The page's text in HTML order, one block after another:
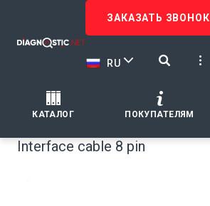
ЗАКАЗАТЬ ЗВОНОК
RU
КАТАЛОГ ПОКУПАТЕЛЯМ
Interface cable 8 pin